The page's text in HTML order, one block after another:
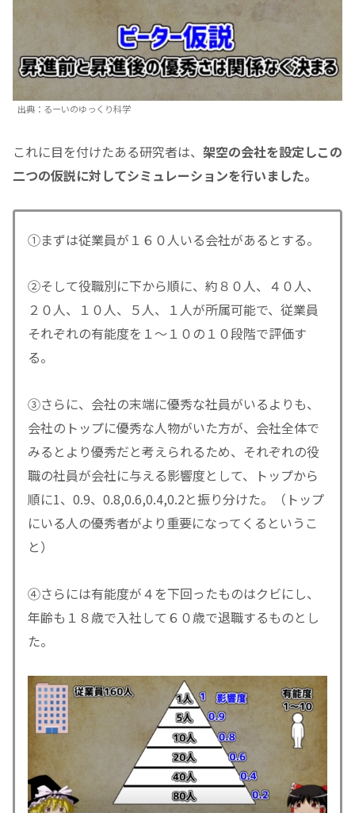
出典：るーいのゆっくり科学
これに目を付けたある研究者は、 架空の会社を設定しこの
二つの仮説に対してシミュレーションを行いました。
①まずは従業員が１６０人いる会社があるとする。
②そして役職別に下から順に、約８０人、４０人、
２０人、１０人、５人、１人が所属可能で、従業員
それぞれの有能度を１～１０の１０段階で評価す
る。
③さらに、会社の末端に優秀な社員がいるよりも、
会社のトップに優秀な人物がいた方が、会社全体で
みるとより優秀だと考えられるため、それぞれの役
職の社員が会社に与える影響度として、トップから
順に1、0.9、0.8,0.6,0.4,0.2と振り分けた。（トップ
にいる人の優秀者がより重要になってくるというこ
と）
④さらには有能度が４を下回ったものはクビにし、
年齢も１８歳で入社して６０歳で退職するものとし
た。